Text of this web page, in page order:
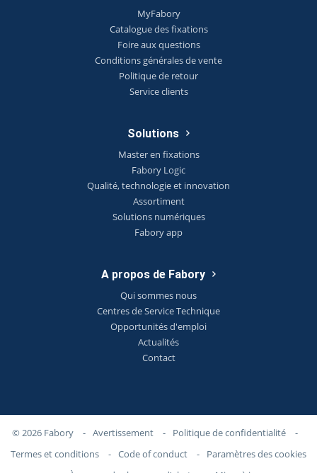
MyFabory
Catalogue des fixations
Foire aux questions
Conditions générales de vente
Politique de retour
Service clients
Solutions
Master en fixations
Fabory Logic
Qualité, technologie et innovation
Assortiment
Solutions numériques
Fabory app
A propos de Fabory
Qui sommes nous
Centres de Service Technique
Opportunités d'emploi
Actualités
Contact
© 2026 Fabory - Avertissement - Politique de confidentialité
-
Termes et conditions
- Code of conduct -
Paramètres des cookies